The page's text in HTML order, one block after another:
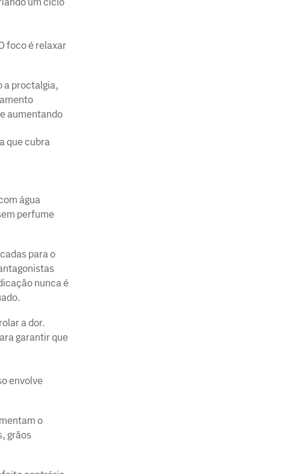
foco é relaxar
a proctalgia,
aumentando
que cubra
água
perfume
para o
nunca é
a dor.
garantir que
envolve
o
grãos